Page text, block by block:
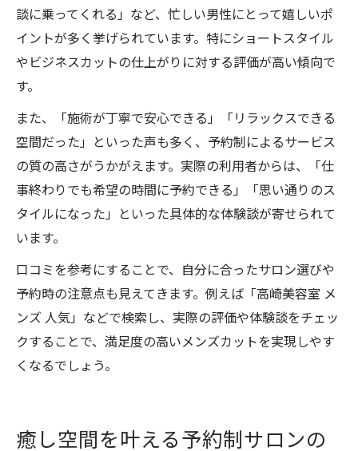
談に乗ってくれる」など、忙しい男性にとって嬉しいポ
イントが多く挙げられています。特にショートスタイル
やビジネスカットの仕上がりに対する評価が高い傾向で
す。
また、「施術が丁寧で安心できる」「リラックスできる
空間だった」といった声も多く、予約制によるサービス
の質の高さがうかがえます。実際の利用者からは、「仕
事終わりでも希望の時間に予約できる」「思い通りのス
タイルになった」といった具体的な体験談が寄せられて
います。
口コミを参考にすることで、自分に合ったサロン選びや
予約時の注意点も見えてきます。例えば「高崎美容室 メ
ンズ 人気」などで検索し、実際の評価や体験談をチェッ
クすることで、満足度の高いメンズカットを実現しやす
くなるでしょう。
癒し空間を叶える予約制サロンの